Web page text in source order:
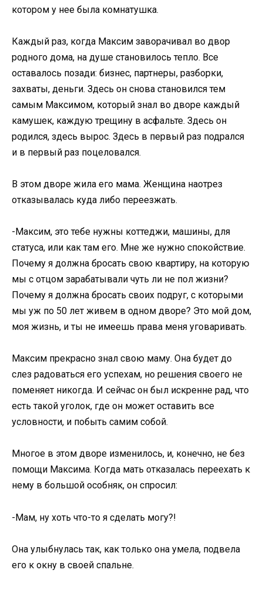
котором у нее была комнатушка.
Каждый раз, когда Максим заворачивал во двор
родного дома, на душе становилось тепло. Все
оставалось позади: бизнес, партнеры, разборки,
захваты, деньги. Здесь он снова становился тем
самым Максимом, который знал во дворе каждый
камушек, каждую трещину в асфальте. Здесь он
родился, здесь вырос. Здесь в первый раз подрался
и в первый раз поцеловался.
В этом дворе жила его мама. Женщина наотрез
отказывалась куда либо переезжать.
-Максим, это тебе нужны коттеджи, машины, для
статуса, или как там его. Мне же нужно спокойствие.
Почему я должна бросать свою квартиру, на которую
мы с отцом зарабатывали чуть ли не пол жизни?
Почему я должна бросать своих подруг, с которыми
мы уж по 50 лет живем в одном дворе? Это мой дом,
моя жизнь, и ты не имеешь права меня уговаривать.
Максим прекрасно знал свою маму. Она будет до
слез радоваться его успехам, но решения своего не
поменяет никогда. И сейчас он был искренне рад, что
есть такой уголок, где он может оставить все
условности, и побыть самим собой.
Многое в этом дворе изменилось, и, конечно, не без
помощи Максима. Когда мать отказалась переехать к
нему в большой особняк, он спросил:
-Мам, ну хоть что-то я сделать могу?!
Она улыбнулась так, как только она умела, подвела
его к окну в своей спальне.